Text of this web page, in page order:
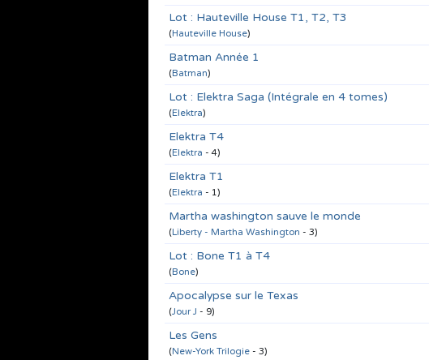
Lot : Hauteville House T1, T2, T3
(Hauteville House)
Batman Année 1
(Batman)
Lot : Elektra Saga (Intégrale en 4 tomes)
(Elektra)
Elektra T4
(Elektra - 4)
Elektra T1
(Elektra - 1)
Martha washington sauve le monde
(Liberty - Martha Washington - 3)
Lot : Bone T1 à T4
(Bone)
Apocalypse sur le Texas
(Jour J - 9)
Les Gens
(New-York Trilogie - 3)